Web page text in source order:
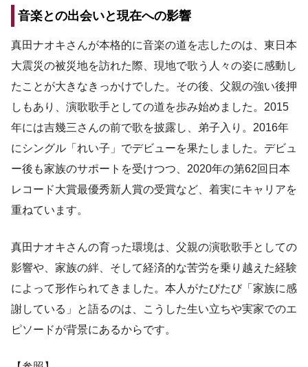
音楽との出会いと現在への影響
真田ナオキさんが本格的に音楽の道を志したのは、東日本
大震災の被災地を訪れた際、現地で歌う人々の姿に感動し
たことが大きなきっかけでした。その後、父親の強い後押
しもあり、演歌歌手としての道を歩み始めました。2015
年には吉幾三さんの前で歌を披露し、弟子入り。2016年
にシングル「れい子」でデビューを果たしました。デビュ
ー後も家族のサポートを受けつつ、2020年の第62回日本
レコード大賞最優秀新人賞の受賞など、着実にキャリアを
重ねています。
真田ナオキさんの育った環境は、父親の演歌歌手としての
影響や、家族の絆、そして経済的な苦労を乗り越えた経験
によって形作られてきました。本人がたびたび「家族に感
謝している」と語るのは、こうした生い立ちや実家でのエ
ピソードが背景にあるからです。